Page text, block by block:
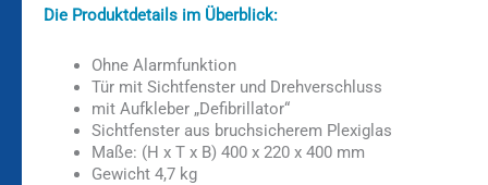
Die Produktdetails im Überblick:
Ohne Alarmfunktion
Tür mit Sichtfenster und Drehverschluss
mit Aufkleber „Defibrillator“
Sichtfenster aus bruchsicherem Plexiglas
Maße: (H x T x B) 400 x 220 x 400 mm
Gewicht 4,7 kg